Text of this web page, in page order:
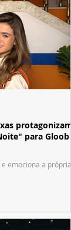
protagonizam
para Gloob e
emociona a própria